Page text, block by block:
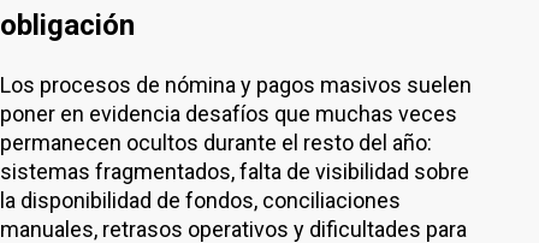
obligación
Los procesos de nómina y pagos masivos suelen
poner en evidencia desafíos que muchas veces
permanecen ocultos durante el resto del año:
sistemas fragmentados, falta de visibilidad sobre
la disponibilidad de fondos, conciliaciones
manuales, retrasos operativos y dificultades para